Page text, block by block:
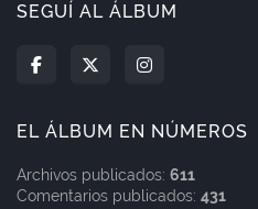
SEGUÍ AL ÁLBUM
EL ÁLBUM EN NÚMEROS
Archivos publicados: 611
Comentarios publicados: 431